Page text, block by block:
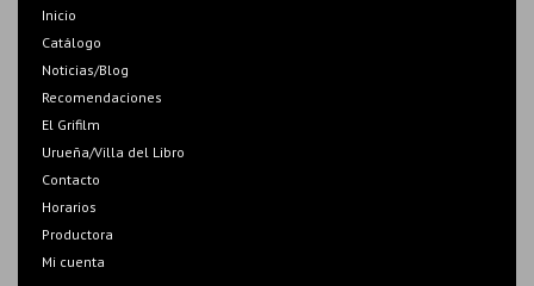
Inicio
Catálogo
Noticias/Blog
Recomendaciones
El Grifilm
Urueña/Villa del Libro
Contacto
Horarios
Productora
Mi cuenta